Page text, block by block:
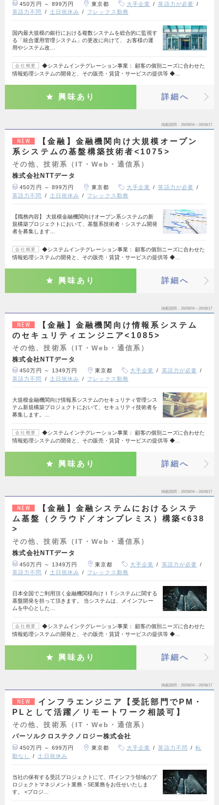
450万円 ～ 899万円 東京都 大手企業
英語力が必要
英語力不問
土日祝休み フレックス勤務
国内最大規模の銀行における複数システムを総合的に監視す
る「統合運用管理システム」の更改に向けて、 お客様の運
用やシステム改…
会社概要
◆システムインテグレーション事業： 顧客の個別ニーズに合わせた
情報処理システムの開発と、その販売・賃貸・サービスの提供等 ◆…
興味あり 詳細へ
掲載期間 26/08/04～26/08/17
NEW
【金融】金融機関向け大規模オープン
系システムの基盤構築技術者<1075>
その他、技術系（IT・Web・通信系）
株式会社NTTデータ
450万円 ～ 899万円 東京都 大手企業
英語力が必要
英語力不問
土日祝休み フレックス勤務
【職務内容】 大規模金融機関向けオープン系システムの新
規構築プロジェクトにおいて、基盤系技術者・システム開発
者を募集します…
会社概要
◆システムインテグレーション事業： 顧客の個別ニーズに合わせた
情報処理システムの開発と、その販売・賃貸・サービスの提供等 ◆…
興味あり 詳細へ
掲載期間 26/08/04～26/08/17
NEW
【金融】金融機関向け情報系システム
のセキュリティエンジニア<1085>
その他、技術系（IT・Web・通信系）
株式会社NTTデータ
450万円 ～ 1349万円 東京都 大手企業
英語力が必要
英語力不問
土日祝休み フレックス勤務
大規模金融機関向け情報系システムのセキュリティ管理シス
テム新規構築プロジェクトにおいて、セキュリティ技術者を
募集します。…
会社概要
◆システムインテグレーション事業： 顧客の個別ニーズに合わせた
情報処理システムの開発と、その販売・賃貸・サービスの提供等 ◆…
興味あり 詳細へ
掲載期間 26/08/04～26/08/17
NEW
【金融】金融システムにおけるシステ
ム基盤（クラウド／オンプレミス）構築<638
>
その他、技術系（IT・Web・通信系）
株式会社NTTデータ
450万円 ～ 1349万円 東京都 大手企業
英語力が必要
英語力不問
土日祝休み フレックス勤務
日本全国でご利用頂く金融機関様向けＩＴシステムに関する
基盤開発を担って頂きます。 当システムは、メインフレー
ムを中心とした…
会社概要
◆システムインテグレーション事業： 顧客の個別ニーズに合わせた
情報処理システムの開発と、その販売・賃貸・サービスの提供等 ◆…
興味あり 詳細へ
掲載期間 26/08/04～26/08/17
NEW
インフラエンジニア【受託部門でPM・
PLとして活躍／リモートワーク相談可】
その他、技術系（IT・Web・通信系）
パーソルクロステクノロジー株式会社
450万円 ～ 699万円 東京都 大手企業 英語力不問
転
勤なし
土日祝休み
当社の保有する受託プロジェクトにて、ITインフラ領域のプ
ロジェクトマネジメント業務・SE業務をお任せいたしま
す。 <プロジ…